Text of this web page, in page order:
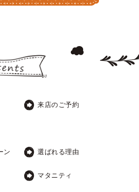
来店のご予約
ン 選ばれる理由
マタニティ